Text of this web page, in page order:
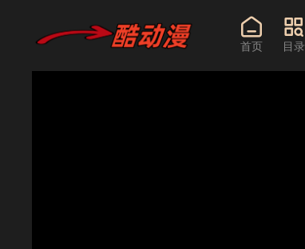
首页 目录